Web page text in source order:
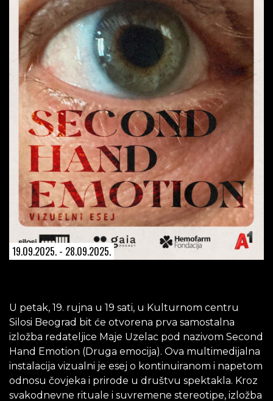
19.09.2025. - 28.09.2025.
U petak, 19. rujna u 19 sati, u Kulturnom centru
Silosi Beograd bit će otvorena prva samostalna
izložba redateljice Maje Uzelac pod nazivom Second
Hand Emotion (Druga emocija). Ova multimedijalna
instalacija vizualni je esej o kontinuiranom i napetom
odnosu čovjeka i prirode u društvu spektakla. Kroz
svakodnevne rituale i suvremene stereotipe, izložba